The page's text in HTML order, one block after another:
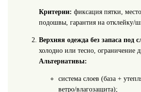
Критерии: фиксация пятки,
подошвы, гарантия на отклейку/
Верхняя одежда без запаса под
холодно или тесно, ограничение
Альтернативы:
система слоев (база +
ветро/влагозащита);